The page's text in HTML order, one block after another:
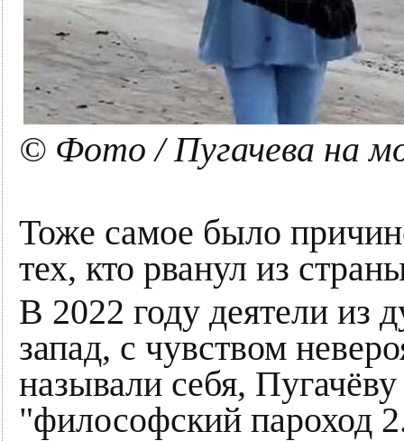
© Фото / Пугачева на
Тоже самое было
тех, кто рванул из
В 2022 году деятели из
запад, с чувством
называли себя,
"философский пароход